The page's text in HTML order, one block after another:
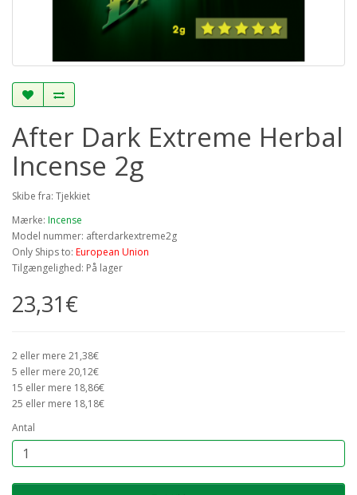
After Dark Extreme Herbal
Incense 2g
Skibe fra: Tjekkiet
Mærke: Incense
Model nummer: afterdarkextreme2g
Only Ships to: European Union
Tilgængelighed: På lager
23,31€
2 eller mere 21,38€
5 eller mere 20,12€
15 eller mere 18,86€
25 eller mere 18,18€
Antal